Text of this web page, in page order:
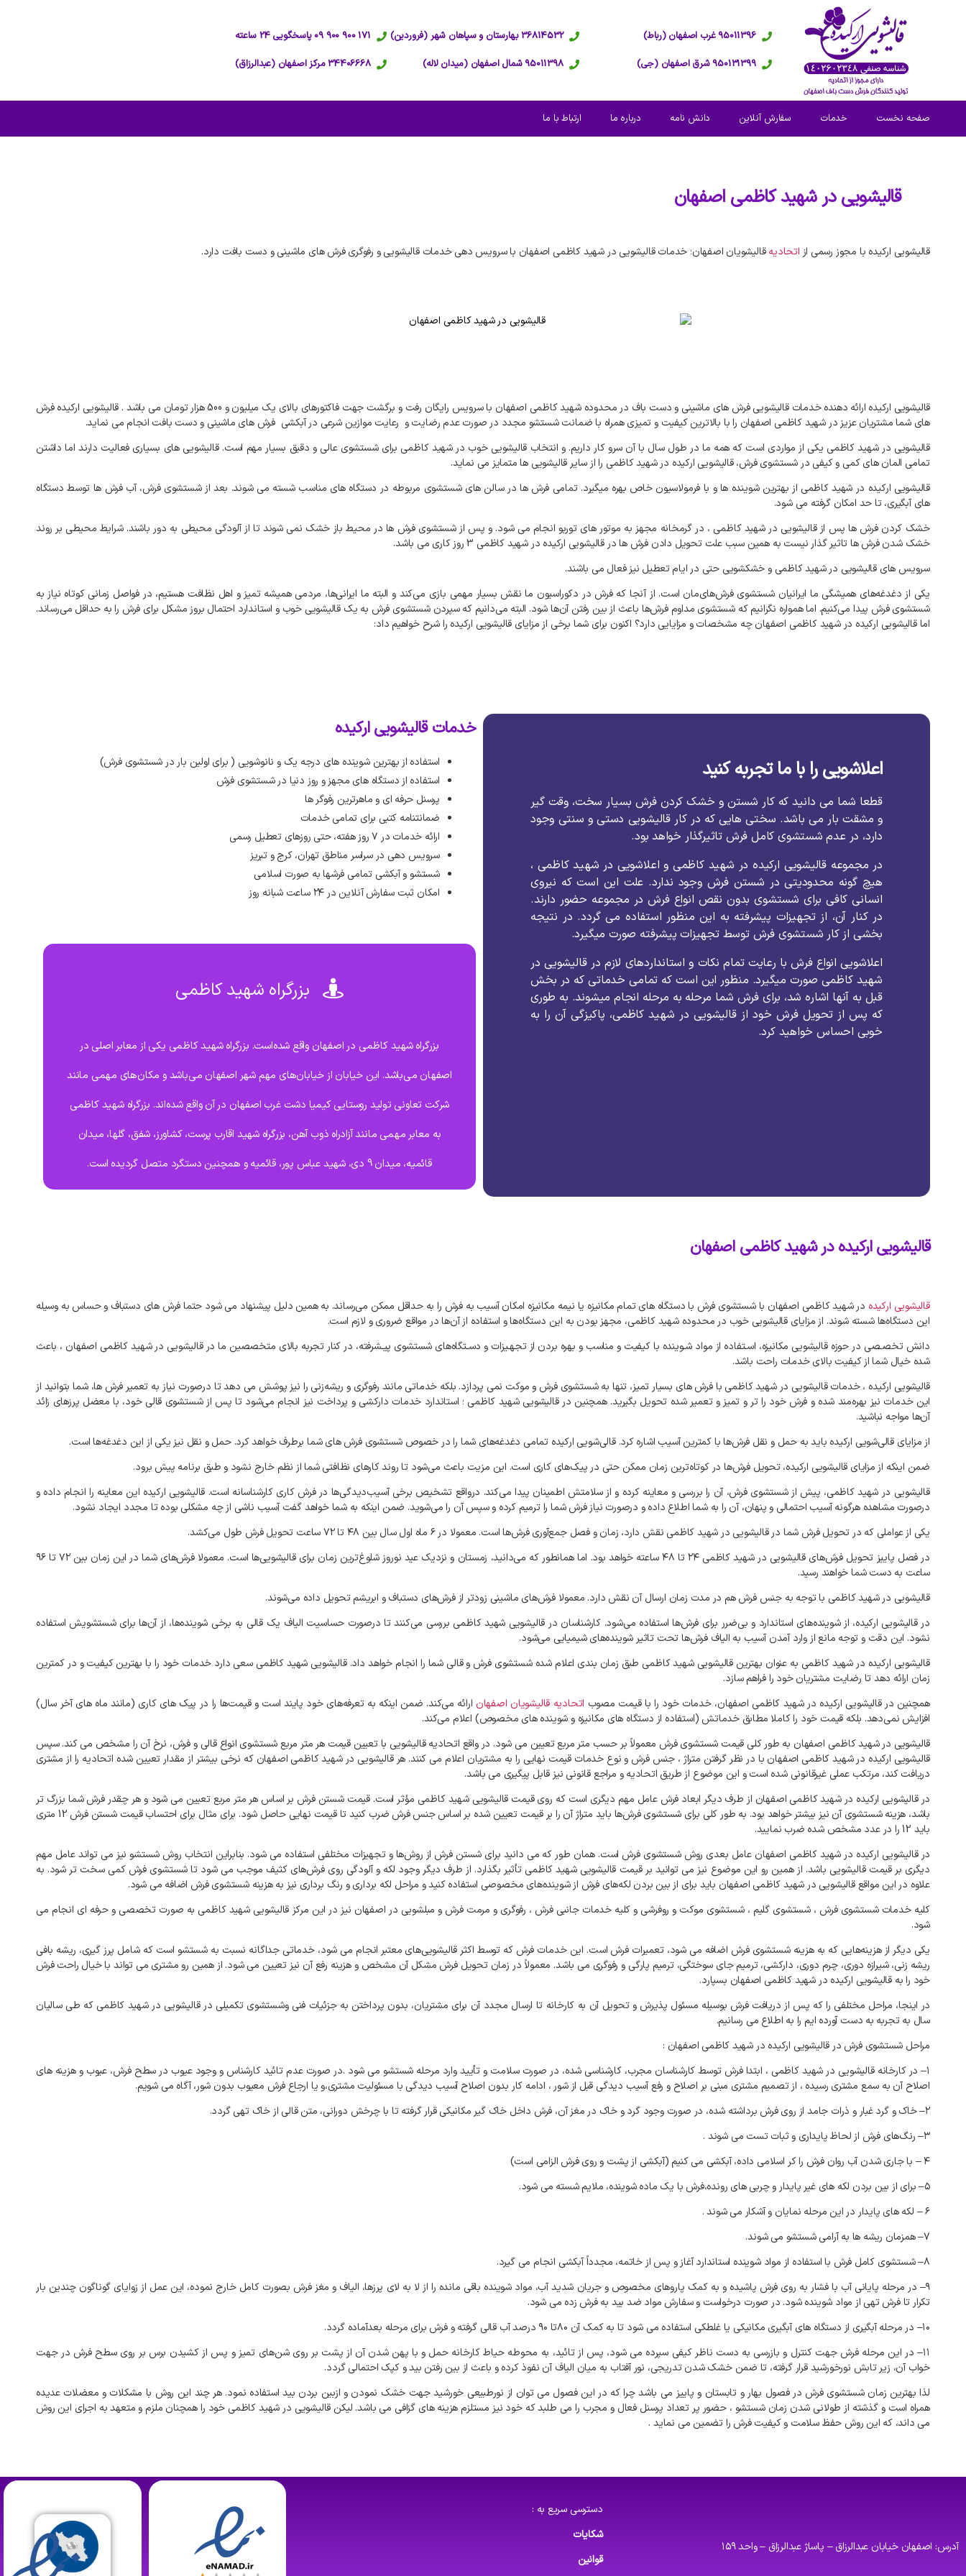
95011396 غرب اصفهان (رباط)
950131399 شرق اصفهان (جی)
36814532 بهارستان و سپاهان شهر (فروردین)
95011398 شمال اصفهان (میدان لاله)
171 900 900 09 پاسخگویی 24 ساعته
34406668 مرکز اصفهان (عبدالرزاق)
صفحه نخست خدمات سفارش آنلاین دانش نامه درباره ما ارتباط با ما
قالیشویی درشهید کاظمی اصفهان
قالیشویی ارکیده با مجوز رسمی از اتحادیهقالیشویان اصفهان؛ خدمات قالیشویی در شهید کاظمی اصفهان با سرویس دهی خدمات قالیشویی و رفوگری فرش های ماشینی و دست بافت دارد.
قالیشویی ارکیده ارائه دهنده خدمات قالیشویی فرش های ماشینی و دست باف در محدوده شهید کاظمی اصفهان باسرویس رایگان رفت و برگشت جهت فاکتورهای بالای یک میلیون و 500 هزار تومان می باشد . قالیشویی ارکیده فرش
های شما مشتریان عزیز در شهید کاظمی اصفهان رابا بالاترین کیفیت و تمیزی همراه باضمانت شستشو مجدد در صورت عدم رضایت و رعایت موازین شرعی در آبکشی فرش های ماشینی و دست بافت انجام می نماید.
قالیشویی در شهید کاظمی یکی از مواردی است که همه ما در طول سال با آن سرو کار داریم.و انتخاب قالیشویی خوب در شهید کاظمی برای شستشوی عالی و دقیق بسیار مهم است.قالیشویی های بسیاری فعالیت دارند اما داشتن
تمامی المان های کمی و کیفی در شستشوی فرش، قالیشویی ارکیده در شهید کاظمی را از سایر قالیشویی ها متمایز می نماید.
قالیشویی ارکیده در شهید کاظمی از بهترین شوینده ها و با فرمولاسیون خاص بهره میگیرد.تمامی فرش ها در سالن های شستشوی مربوطه در دستگاه های مناسب شسته می شوند. بعد از شستشوی فرش، آب فرش ها توسط دستگاه
های آبگیری، تاحد امکان گرفته می شود.
خشک کردن فرش ها پس از قالیشویی در شهید کاظمی ، در گرمخانه مجهز به موتور های توربو انجام می شود.و پس از شستشوی فرش ها در محیط باز خشک نمی شوند تا از آلودگی محیطی به دور باشند.شرایط محیطی بر روند
خشک شدن فرش هاتاثیر گذار نیست به همین سبب علت تحویل دادن فرش ها در قالیشویی ارکیده در شهید کاظمی روز کاری می باشد.
سرویس های قالیشویی در شهید کاظمی و خشکشویی حتی در ایام تعطیل نیز فعال می باشند.
یکی از دغدغه‌های همیشگی ما ایرانیان شستشوی فرش‌های‌مان است. از آنجا که فرش در دکوراسیون ما نقش بسیار مهمی بازی می‌کند و البته ما ایرانی‌ها، مردمی همیشه تمیز و اهل نظافت هستیم، در فواصل زمانی کوتاه نیاز به
شستشوی فرش پیدا می‌کنیم. اماهمواره نگرانیمکه شستشوی مداوم فرش‌ها باعث از بین رفتن آن‌هاشود. البته می‌دانیمکه سپردن شستشوی فرش به یک قالیشویی خوب و استاندارد احتمال بروز مشکل برای فرش را به‌ حداقل می‌رساند.
اماقالیشویی ارکیده در شهید کاظمی اصفهان چه مشخصات و مزایایی دارد؟ اکنون برای شما برخی از مزایای قالیشویی ارکیده راشرح خواهیمداد:
اعلاشویی را با ما تجربه کنید
قطعا شما می دانید که کار شستن و خشک کردن فرش بسیار سخت، وقت گیر
و مشقت بار می باشد. سختی هایی که در کار قالیشویی دستی و سنتی وجود
دارد، در عدم شستشوی کامل فرش تاثیرگذار خواهد بود.
در مجموعه قالیشویی ارکیده در شهید کاظمی و اعلاشویی در شهید کاظمی ،
هیچ گونه محدودیتی در شستن فرش وجود ندارد. علت این است که نیروی
انسانی کافی برای شستشوی بدون نقص انواع فرش در مجموعه حضور دارند.
در کنار آن، از تجهیزات پیشرفته به این منظور استفاده می گردد. در نتیجه
بخشی از کار شستشوی فرش توسط تجهیزات پیشرفته صورت میگیرد.
اعلاشویی انواع فرش با رعایت تمام نکات و استانداردهای لازم در قالیشویی در
شهید کاظمی صورت میگیرد. منظور این است که تمامی خدماتی که در بخش
قبل به آنها اشاره شد، برای فرش شما مرحله به مرحله انجام میشوند. به طوری
که پس از تحویل فرش خود از قالیشویی در شهید کاظمی، پاکیزگی آن را به
خوبی احساس خواهید کرد.
خدمات قالیشویی ارکیده
استفاده از بهترین شوینده های درجه یک و نانوشویی ( برای اولین بار در شستشوی فرش)
استفاده از دستگاه های مجهز و روز دنیا در شستشوی فرش
پرسنل حرفه ای و ماهرترین رفوگر ها
ضمانتنامه کتبی برای تمامی خدمات
ارائه خدمات در ۷ روز هفته، حتی روزهای تعطیل رسمی
سرویس دهی در سراسر مناطق تهران، کرج و تبریز
شستشو و آبکشی تمامی فرشها به صورت اسلامی
امکان ثبت سفارش آنلاین در ۲۴ ساعت شبانه روز
بزرگراه شهید کاظمی
بزرگراه شهید کاظمی در اصفهان واقع شده‌است. بزرگراه شهید کاظمی یکی از معابر اصلی در
اصفهان می‌باشد. این خیابان از خیابان‌های مهم شهر اصفهان می‌باشد و مکان‌های مهمی مانند
شرکت تعاونی تولید روستایی کیمیا دشت غرب اصفهان در آن واقع شده‌اند. بزرگراه شهید کاظمی
به معابر مهمی مانند آزادراه ذوب آهن، بزرگراه شهید اقارب پرست، کشاورز، شفق، گلها، میدان
قائمیه، میدان 9 دی، شهید عباس پور، قائمیه و همچنین دستگرد متصل گردیده است.
قالیشویی ارکیده در شهید کاظمی اصفهان
قالیشویی ارکیده در شهید کاظمی اصفهان با شستشوی فرش با دستگاه‌ های تمام مکانیزه یا نیمه مکانیزه امکان آسیب به فرش را به حداقل ممکن می‌رساند. به‌ همین دلیل پیشنهاد می‌ شود حتمافرش‌ های دستباف و حساس به وسیله
این دستگاه‌ها شسته شوند. از مزایای قالیشویی خوب در محدوده شهید کاظمی، مجهز بودن به این دستگاه‌هاو استفاده از آن‌هادر مواقع ضروری و لازم است.
دانش تخصـصی در حوزه قالیشویی مکانیزه، اسـتفاده از مواد شـوینده باکیفیت و مناسب و بهره بردن از تجهـیزات و دسـتگاه‌های شستشوی پیـشرفته، در کنار تجربه بالای متخصصین ما در قالیشویی در شهید کاظمی اصفهان ، باعث
شده خیال شما از کیفیت بالای خدمات راحت باشد.
قالیشویی ارکیده ، خدمات قالیشویی در شهید کاظمی با فرش های بسیار تمیز، تنها به شستشوی فرش و موکت نمی‌ پردازد. بلکه خدماتی مانند رفوگری و ریشه‌زنی را نیز پوشش می‌ دهدتا درصورت نیاز به تعمیر فرش‌ ها، شما بتوانید از
این خدمات نیز بهره‌مند شده و فرش خود را تر و تمیز و تعمیر شده تحویل بگیرید.همچنین در قالیشویی شهید کاظمی ؛ استاندارد خدمات دارکشی و پرداخت نیز انجام می‌شود تا پس از شستشوی قالی خود، با معضل پرزهای زائد
آن‌ها مواجه نباشید.
از مزایای قالی‌شویی ارکیده باید به حمل و نقل فرش‌هاباکمترین آسیب اشاره کرد.قالی‌شویی ارکیده تمامی دغدغه‌های شما را در خصوص شستشوی فرش‌ های شما برطرف خواهدکرد.حمل و نقل نیز یکی از این دغدغه‌ها است.
ضمن اینکه از مزایای قالیشویی ارکیده، تحویل فرش‌ها در کوتاه‌ترین زمان ممکن حتی در پیک‌های کاری است. این مزیت باعث می‌شود تا روندکارهای نظافتی شما از نظمخارج نشود و طبق برنامه پیش برود.
قالیشویی در شهید کاظمی، پیش از شستشوی فرش، آن را بررسی و معاینه کرده و از سلامتش اطمینان پیدا می‌کند. درواقع تشخیص برخی آسیب‌دیدگی‌ها در فرش کاری کارشناسانه است. قالیشویی ارکیده این معاینه را انجام داده و
درصورت مشاهده هرگونه آسیب احتمالی و پنهان، آن را به شما اطلاع داده و درصورت نیاز فرش شما را ترمیمکرده و سپس آن را می‌شوید. ضمن اینکه به شما خواهدگفت آسیب ناشی از چه مشکلی بوده تا مجدد ایجاد نشود.
یکی از عواملی که در تحویل فرش شما در قالیشویی در شهید کاظمی نقش دارد، زمان و فصل جمع‌آوری فرش‌ها است. معمولا در ۶ ماه اول سال بین ۴۸تا۷۲ساعت تحویل فرش طول می‌کشد.
در فصل پاییز تحویل فرش‌های قالیشویی در شهید کاظمی ۲۴ تا ۴۸ ساعته خواهد بود. اما همانطور که می‌دانید، زمستان و نزدیک عید نوروز شلوغ‌ترین زمان برای قالیشویی‌ها است. معمولا فرش‌های شما در این زمان بین ۷۲ تا ۹۶
ساعت به دست شماخواهند رسید.
قالیشویی در شهید کاظمی باتوجه به جنس فرش هم در مدت زمان ارسال آن نقش دارد. معمولا فرش‌های ماشینی زودتر از فرش‌های دستباف و ابریشمتحویل داده می‌شوند.
در قالیشویی ارکیده، از شوینده‌های استاندارد و بی‌ضرر برای فرش‌ها استفاده می‌شود. کارشناسان در قالیشویی شهید کاظمی بررسی می‌کنند تا درصورت حساسیت الیاف یک قالی به برخی شوینده‌ها، از آن‌ها برای شستشویش استفاده
نشود. این دقت و توجه مانع از وارد آمدن آسیب به الیاف فرش‌هاتحت تاثیر شوینده‌های شیمیایی می‌شود.
قالیشویی ارکیده در شهید کاظمی به عنوان بهترین قالیشویی شهید کاظمی طبق زمان بندی اعلام شده شستشوی فرش و قالی شما را انجام خواهد داد.قالیشویی شهید کاظمی سعی دارد خدمات خود را با بهترین کیفیت و در کمترین
زمان ارائه دهدتا رضایت مشتریان خود رافراهمسازد.
همچنین در قالیشویی ارکیده در شهید کاظمی اصفهان، خدمات خود را با قیمت مصوب اتحادیه قالیشویان اصفهان ارائه می‌کند. ضمن اینکه به تعرفه‌های خود پایند است و قیمت‌ها را در پیک‌ های کاری (مانند ماه‌ های آخر سال)
افزایش نمی‌دهد. بلکه قیمت خود راکاملا مطابق خدماتش (استفاده از دستگاه های مکانیزه و شوینده‌ های مخصوص) اعلام می‌کند.
قالیشویی در شهید کاظمی اصفهان به طور کلی قیمت شستشوی فرش معمولاً بر حسب متر مربع تعیین می شود. در واقع اتحادیه قالیشویی با تعیین قیمت هر متر مربع شستشوی انواع قالی و فرش، نرخ آن را مشخص می کند.سپس
قالیشویی ارکیده در شهید کاظمی اصفهان با در نظر گرفتن متراژ ، جنس فرش و نوع خدمات قیمت نهایی را به مشتریان اعلام می کنند. هر قالیشویی در شهید کاظمی اصفهان که نرخی بیشتر از مقدار تعیین شده اتحادیه را از مشتری
دریافت کند، مرتکب عملی غیرقانونی شده است و این موضوع از طریق اتحادیه و مراجع قانونی نیز قابل پیگیری می باشد.
در قالیشویی ارکیده در شهید کاظمی اصفهان از طرف دیگر ابعاد فرش عامل مهم دیگری است که روی قیمت قالیشویی شهید کاظمی مؤثر است.قیمت شستن فرش بر اساس هر متر مربع تعیین می شود و هر چقدر فرش شما بزرگ تر
باشد، هزینه شستشوی آن نیز بیشتر خواهد بود. به طور کلی برای شستشوی فرش‌ها باید متراژآن را بر قیمت تعیین شده بر اساس جنس فرش ضرب کنیدتا قیمت نهایی حاصل شود. برای مثال برای احتساب قیمت شستن فرش
متری
باید
را در عدد مشخص شده ضرب نمایید.
در قالیشویی ارکیده در شهید کاظمی اصفهان عامل بعدی روش شستشوی فرش است.همان طور که می دانید برای شستن فرش از روش‌ها و تجهیزات مختلفی استفاده می شود. بنابراین انتخاب روش شستشو نیز می تواند عامل مهم
دیگری بر قیمت قالیشویی باشد. از همین رو این موضوع نیز می توانید بر قیمت قالیشویی شهید کاظمی تأثیر بگذارد. از طرف دیگر وجود لکه و آلودگی روی فرش‌های کثیف موجب می شود تا شستشوی فرش کمی سخت تر شود. به
علاوه در این مواقع قالیشویی در شهید کاظمی اصفهان باید برای از بین بردن لکه‌های فرش از شوینده‌های مخصوصی استفاده کنیدو مراحل لکه برداری و رنگ برداری نیز به هزینه شستشوی فرش اضافه می شود.
کلیه خدمات شستشوی فرش ، شستشوی گلیم ، شستشوی موکت و روفرشی و کلیه خدمات جانبی فرش ، رفوگری و مرمت فرش و مبلشویی در اصفهان نیز در این مرکز قالیشویی شهید کاظمی به صورت تخصصی و حرفه ای انجام می
شود.
یکی دیگر از هزینه‌هایی که به هزینه شستشوی فرش اضافه می شود، تعمیرات فرش است. این خدمات فرش که توسط اکثر قالیشویی‌های معتبر انجام می شود، خدماتی جداگانه نسبت به شستشو است که شامل پرز گیری، ریشه بافی
ریشه زنی، شیرازه دوری، چرم دوری، دارکشی، ترمیمجای سوختگی، ترمیم پارگی و رفوگری می باشد. معمولاً در زمان تحویل فرش مشکل آن مشخص و هزینه رفع آن نیز تعیین می شود. از همین رو مشتری می تواند باخیال راحت فرش
خود را به قالیشویی ارکیده در شهید کاظمی اصفهان بسپارد.
در اینجا، مراحل مختلفی را که پس از دریافت فرش بوسیله مسئول پذیرش و تحویل آن به کارخانه تا ارسال مجدد آن برای مشتریان، بدون پرداختن به جزئیات فنی وشستشوی تکمیلی در قالیشویی در شهید کاظمی که طی سالیان
سال به تجربه به دست آورده ایم را به اطلاع می رسانیم.
مراحل شستشوی فرش در قالیشویی ارکیده در شهید کاظمی اصفهان :
۱– در کارخانه قالیشویی در شهید کاظمی ، ابتدا فرش توسط کارشناسان مجرب، کارشناسی شده، در صورت سلامت و تأیید وارد مرحله شستشو می شود .در صورت عدم تائید کارشناس و وجود عیوب در سطح فرش، عیوب و هزینه های
اصلاح آن به سمع مشتری رسیده ، از تصمیم مشتری مبنی بر اصلاح و رفع آسیب دیدگی قبل از شور ، ادامه کار بدون اصلاح آسیب دیدگی با مسئولیت مشتری،و یا ارجاع فرش معیوب بدون شور، آگاه می شویم.
۲–خاک و گرد غبار و ذرات جامد از روی فرش برداشته شده، در صورت وجود گرد و خاک در مغز آن، فرش داخل خاک گیر مکانیکی قرار گرفته تا باچرخش دورانی، متن قالی از خاک تهی گردد.
۳–رنگ‌های فرش از لحاظ پایداری و ثبات تست می شوند .
۴– باجاری شدن آب روان فرش راکر اسلامی داده، آبکشی می کنیم(آبکشی از پشت و روی فرش الزامی است)
۵–برای از بین بردن لکه های غیر پایدار و چربی های رونده،فرش با یک ماده شوینده، ملایمشسته می شود.
۶– لکه های پایدار در این مرحله نمایان و آشکار می شوند.
۷–همزمان ریشه ها به آرامی شستشو می شوند.
۸–شستشوی کامل فرش با استفاده از مواد شوینده استاندارد آغاز و پس از خاتمه، مجدداً آبکشی انجام می گیرد.
۹– در مرحله پایانی آب با فشار به روی فرش پاشیده و به کمک پاروهای مخصوص و جریان شدید آب، مواد شوینده باقی مانده را از لا به لای پرزها، الیاف و مغز فرش بصورت کامل خارج نموده، این عمل از زوایای گوناگون چندین بار
تکرار تافرش تهی از مواد شوینده شود. در صورت درخواست و سفارش مواد ضد بید به فرش زده می شود.
۱۰– در مرحله آبگیری از دستگاه های آبگیری مکانیکی یا غلطکی استفاده می شود تا به کمک آن ۸۰تا ۹۰ درصدآب قالی گرفته و فرش برای مرحله بعدآماده گردد.
۱۱– در این مرحله فرش جهت کنترل و بازرسی به دست ناظر کیفی سپرده می شود، پس از تائید، به محوطه حیاط کارخانه حمل و با پهن شدن آن از پشت بر روی شن‌های تمیز و پس از کشیدن برس بر روی سطح فرش در جهت
خواب آن، زیر تابش نورخورشید قرار گرفته، تا ضمن خشک شدن تدریجی، نور آفتاب به میان الیاف آن نفوذ کرده و باعث از بین رفتن بیدو کپک احتمالی گردد.
لذا بهترین زمان شستشوی فرش در فصول بهار و تابستان و پاییز می باشد چرا که در این فصول می توان از نورطبیعی خورشید جهت خشک نمودن و ازبین بردن بید استفاده نمود.هر چند این روش با مشکلات و معضلات عدیده
همراه است و گذشته از طولانی شدن زمان شستشو ، حضور پر تعداد پرسنل فعال و مجرب را می طلبدکه خود نیز مستلزم هزینه های گزافی می باشد. لیکن قالیشویی در شهید کاظمی خود راهمچنان ملزم و متعهد به اجرای این روش
می داند، که این روش حفظسلامت و کیفیت فرش راتضمین می نماید .
آدرس: اصفهان خیابان عبدالرزاق – پاساژ عبدالرزاق – واحد ۱۵۹
دسترسی سریع به :
شکایات
قوانین